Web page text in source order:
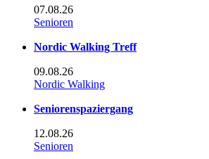
07.08.26
Senioren
Nordic Walking Treff
09.08.26
Nordic Walking
Seniorenspaziergang
12.08.26
Senioren